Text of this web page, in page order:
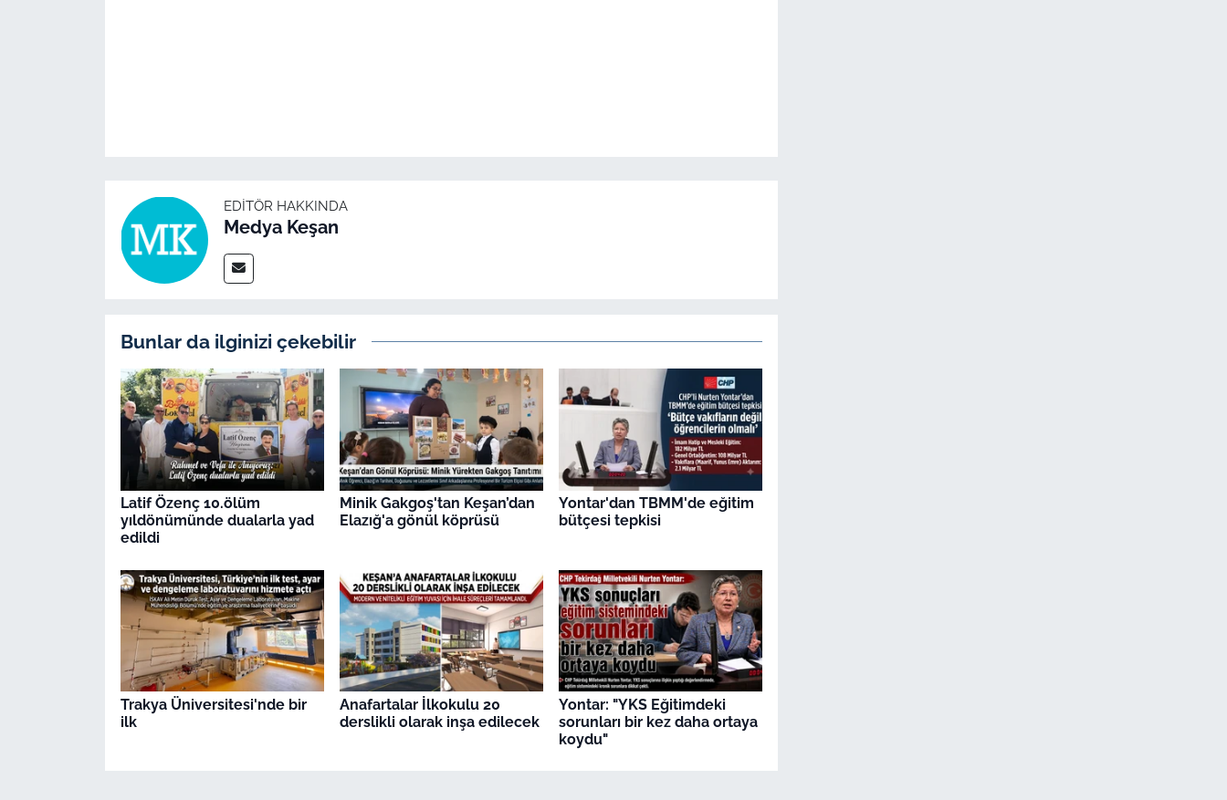
EDITÖR HAKKINDA
Medya Keşan
Bunlar da ilginizi çekebilir
Latif Özenç 10.ölüm
yıldönümünde dualarla yad
edildi
Minik Gakgoş'tan Keşan’dan
Elazığ'a gönül köprüsü
Yontar'dan TBMM'de eğitim
bütçesi tepkisi
Trakya Üniversitesi'nde bir
ilk
Anafartalar İlkokulu 20
derslikli olarak inşa edilecek
Yontar: "YKS Eğitimdeki
sorunları bir kez daha ortaya
koydu"